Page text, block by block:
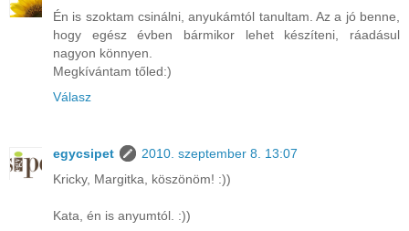
Én is szoktam csinálni, anyukámtól tanultam. Az a jó benne,
hogy egész évben bármikor lehet készíteni, ráadásul
nagyon könnyen.
Megkívántam tőled:)
Válasz
egycsipet
2010. szeptember 8. 13:07
Kricky, Margitka, köszönöm! :))
Kata, én is anyumtól. :))